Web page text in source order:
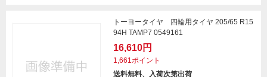
トーヨータイヤ 四輪用タイヤ 205/65 R15
94H TAMP7 0549161
16,610円
1,661ポイント
送料無料、入荷次第出荷